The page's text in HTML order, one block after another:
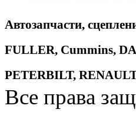
Автозапчасти,
FULLER, Cummins,
PETERBILT,
Все права